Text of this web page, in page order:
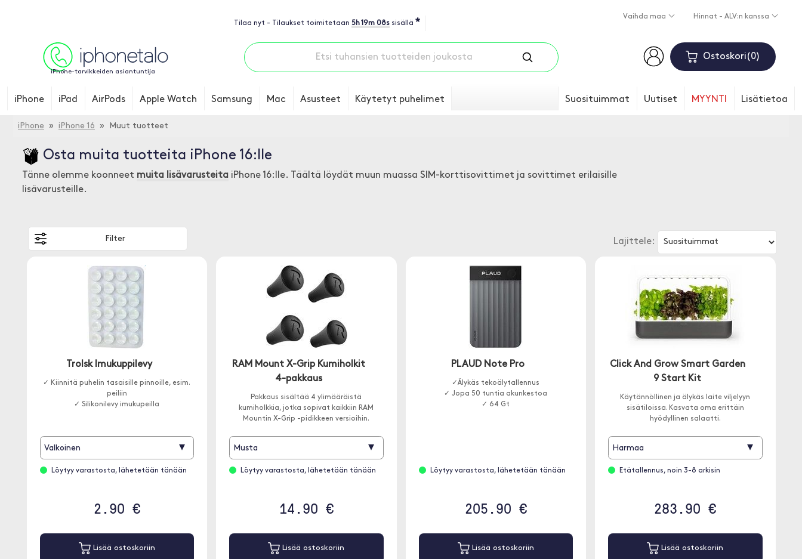
Tilaa nyt - Tilaukset toimitetaan 5h 19m 07ssisällä *
Vaihda maa Hinnat - ALV:n kanssa
iPhone-tarvikkeiden asiantuntija
Ostoskori 0
iPhone iPad AirPods Apple Watch Samsung Mac Asusteet Käytetyt puhelimet Suosituimmat Uutiset MYYNTI Lisätietoa
iPhone » iPhone 16 » Muut tuotteet
Osta muita tuotteita iPhone 16:lle
Tänne olemme koonneet muita lisävarusteita iPhone 16:lle. Täältä löydät muun muassa SIM-korttisovittimet ja sovittimet erilaisille
lisävarusteille.
Lajittele:
Filter
Trolsk Imukuppilevy
✓ Kiinnitä puhelin tasaisille pinnoille, esim.
peiliin
✓ Silikonilevy imukupeilla
Valkoinen ▾
Löytyy varastosta, lähetetään tänään
2.90 €
Lisää ostoskoriin
RAM Mount X-Grip Kumiholkit
4-pakkaus
Pakkaus sisältää 4 ylimääräistä
kumiholkkia, jotka sopivat kaikkiin RAM
Mountin X-Grip -pidikkeen versioihin.
Musta ▾
Löytyy varastosta, lähetetään tänään
14.90 €
Lisää ostoskoriin
PLAUD Note Pro
✓Älykäs tekoälytallennus
✓ Jopa 50 tuntia akunkestoa
✓ 64 Gt
Löytyy varastosta, lähetetään tänään
205.90 €
Lisää ostoskoriin
Click And Grow Smart Garden
9 Start Kit
Käytännöllinen ja älykäs laite viljelyyn
sisätiloissa. Kasvata oma erittäin
hyödyllinen salaatti.
Harmaa ▾
Etätallennus, noin 3-8 arkisin
283.90 €
Lisää ostoskoriin